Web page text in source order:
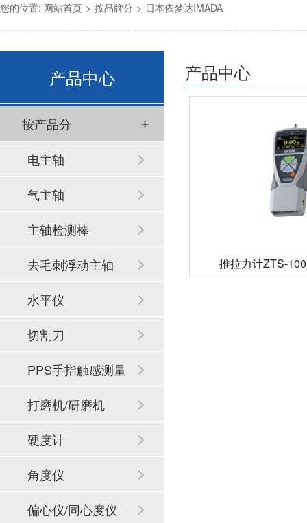
您的位置: 网站首页 > 按品牌分 > 日本依梦达IMADA
产品中心
推拉力计ZTS-
产品中心
按产品分
电主轴
气主轴
主轴检测棒
去毛刺浮动主轴
水平仪
切割刀
PPS手指触感测量
系统
打磨机/研磨机
硬度计
角度仪
偏心仪/同心度仪